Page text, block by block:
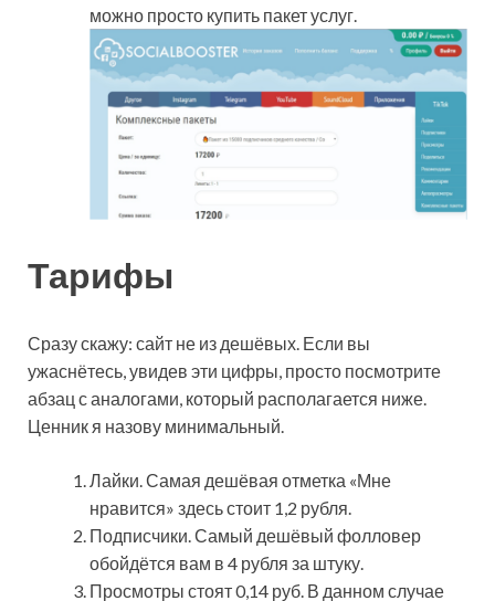
можно просто купить пакет услуг.
Тарифы
Сразу скажу: сайт не из дешёвых. Если вы
ужаснётесь, увидев эти цифры, просто посмотрите
абзац с аналогами, который располагается ниже.
Ценник я назову минимальный.
Лайки. Самая дешёвая отметка «Мне
нравится» здесь стоит 1,2 рубля.
Подписчики. Самый дешёвый фолловер
обойдётся вам в 4 рубля за штуку.
Просмотры стоят 0,14 руб. В данном случае